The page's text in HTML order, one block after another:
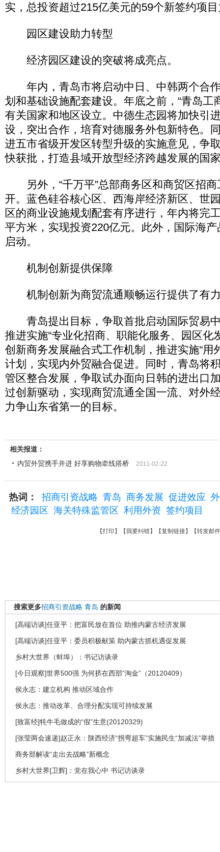
实，总投资超过215亿美元的59个新签约项
园区建设助力转型
经济园区建设的突破将成亮点。
年内，青岛市将启动中日、中韩两个合
划和基础设施配套建设。年底之前，“青岛工
有关国家和地区设立。中德生态园将加快引
设，突出合作，培育对德服务外包新特色。
进五市省级开发区转型升级的实施意见，争
快获批，打造县域开放型经济跨越发展的国
另外，“千万平”总部商务区和商贸区招商
开。蓝色硅谷核心区、西海岸经济新区、世
区的商业设施规划配套有序进行，年内将完
平方米，实现投资220亿元。此外，国际海
启动。
机制创新提供保障
机制创新为商贸流通顺畅运行提供了有
青岛提出目标，争取首批启动国际贸易
推进实施“专业化招商、职能化服务、园区化
创新商务发展融合式工作机制，推进实施“用
计划，实现内外贸融合促进。同时，青岛将
管区整合发展，争取试办面向日韩的进出口
过创新驱动，实现商贸流通全国一流、对外
力争山东省第一的目标。
相关报道：
内贸外贸携手并进 好享购物牵线搭桥
2011-02-22
热词： 招商引资战略 青岛 商务发展 促进效应
经济园区 海关特殊监管区 利用外资 签约项目
【打印 】【我要纠错】【复制链接】【转发邮件
搜索更多招商引资战略 青岛 的新闻
[高端访谈]任亚平：把富民放在首位 助推内蒙古经济发展
[高端访谈]任亚平：委员积极献策 助内蒙古抓机遇促发展
乡村大世界（蚌埠）：书记访谈录
[今日观察]世界500强 为何挤在西部“淘金”（20120409）
侯永志：建立机构 推动区域合作
侯永志：推动改革、合理分配实现可持续发展
[致富经]牦牛毛做成的“假”生意(20120329)
[张莹两会速递]赵正永：陕西经济“拐弯超车”实施民生“加减法”举措
商务部解读“走出去战略”新概念
乡村大世界[卫辉]：党在我心中 书记访谈录